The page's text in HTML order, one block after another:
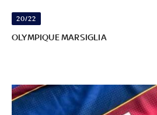
20/22
OLYMPIQUE MARSIGLIA